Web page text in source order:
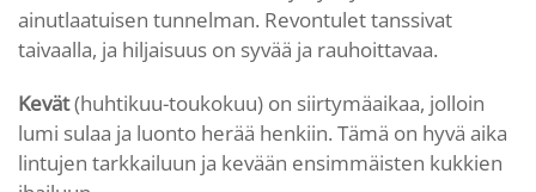
ainutlaatuisen tunnelman. Revontulet tanssivat
taivaalla, ja hiljaisuus on syvää ja rauhoittavaa.
Kevät(huhtikuu-toukokuu) on siirtymäaikaa, jolloin
lumi sulaa ja luonto herää henkiin. Tämä on hyvä aika
lintujen tarkkailuun ja kevään ensimmäisten kukkien